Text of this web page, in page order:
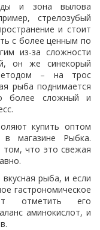
и зона вылова
стрелозубый
и стоит
с более ценным по
из-за сложности
он же синекорый
– на трос
рыба поднимается
более сложный и
купить оптом
в магазине Рыбка.
том, что это свежая
рыба, и если
гастрономическое
отметить его
аминокислот, и